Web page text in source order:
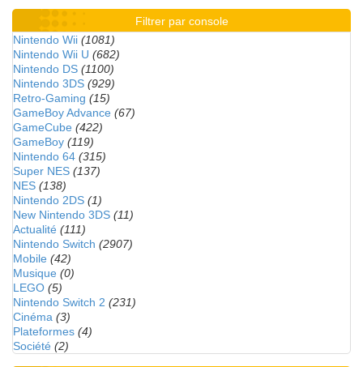
Filtrer par console
Nintendo Wii (1081)
Nintendo Wii U (682)
Nintendo DS (1100)
Nintendo 3DS (929)
Retro-Gaming (15)
GameBoy Advance (67)
GameCube (422)
GameBoy (119)
Nintendo 64 (315)
Super NES (137)
NES (138)
Nintendo 2DS (1)
New Nintendo 3DS (11)
Actualité (111)
Nintendo Switch (2907)
Mobile (42)
Musique (0)
LEGO (5)
Nintendo Switch 2 (231)
Cinéma (3)
Plateformes (4)
Société (2)